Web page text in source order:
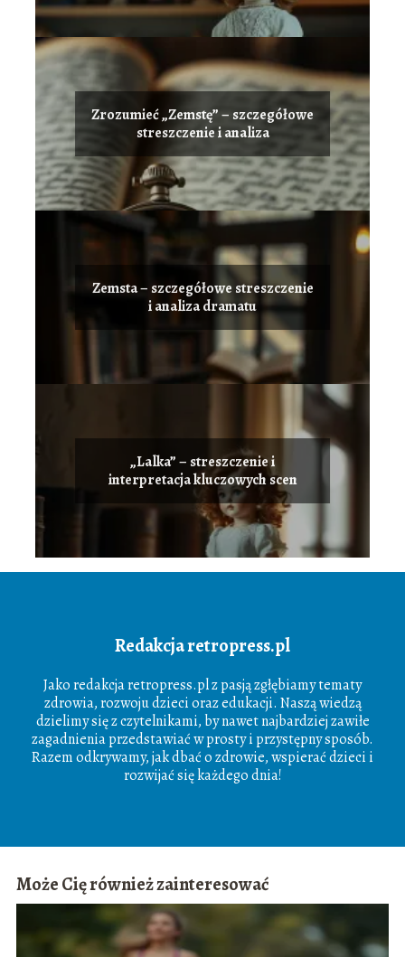
Zrozumieć „Zemstę” – szczegółowe
streszczenie i analiza
Zemsta – szczegółowe streszczenie
i analiza dramatu
„Lalka” – streszczenie i
interpretacja kluczowych scen
Redakcja retropress.pl
Jako redakcja retropress.pl z pasją zgłębiamy tematy
zdrowia, rozwoju dzieci oraz edukacji. Naszą wiedzą
dzielimy się z czytelnikami, by nawet najbardziej zawiłe
zagadnienia przedstawiać w prosty i przystępny sposób.
Razem odkrywamy, jak dbać o zdrowie, wspierać dzieci i
rozwijać się każdego dnia!
Może Cię również zainteresować